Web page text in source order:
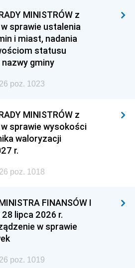
MINISTRÓW z
sprawie ustalenia
i miast, nadania
statusu
gminy
poz. 1023
MINISTRÓW z
sprawie wysokości
waloryzacji
r.
poz. 1018
FINANSÓW I
28 lipca 2026 r.
w sprawie
poz. 1019